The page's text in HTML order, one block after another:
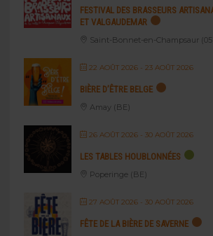
FESTIVAL DES BRASSEURS
ET VALGAUDEMAR
Saint-Bonnet-en-Champsaur
22 AOÛT 2026- 23 AOÛT 2026
BIÈRE D’ÊTRE BELGE
Amay (BE)
26 AOÛT 2026- 30 AOÛT 2026
LES TABLES HOUBLONNÉES
Poperinge (BE)
27 AOÛT 2026- 30 AOÛT 2026
FÊTE DE LA BIÈRE DE SAVERNE